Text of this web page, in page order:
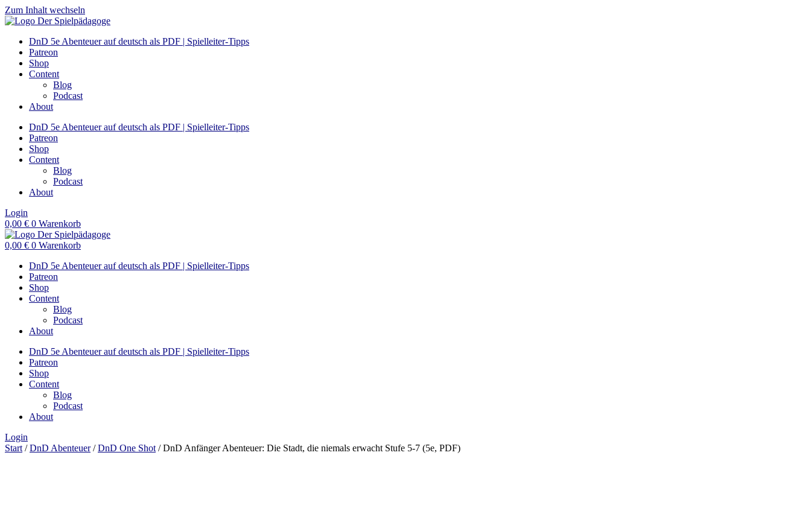
Zum Inhalt wechseln
DnD 5e Abenteuer auf deutsch als PDF | Spielleiter-Tipps
Patreon
Shop
Content
Blog
Podcast
About
DnD 5e Abenteuer auf deutsch als PDF | Spielleiter-Tipps
Patreon
Shop
Content
Blog
Podcast
About
Login
0,00 € 0 Warenkorb
0,00 € 0 Warenkorb
DnD 5e Abenteuer auf deutsch als PDF | Spielleiter-Tipps
Patreon
Shop
Content
Blog
Podcast
About
DnD 5e Abenteuer auf deutsch als PDF | Spielleiter-Tipps
Patreon
Shop
Content
Blog
Podcast
About
Login
Start /DnD Abenteuer/DnD One Shot / DnD Anfänger Abenteuer: Die Stadt, die niemals erwacht Stufe 5-7 (5e, PDF)